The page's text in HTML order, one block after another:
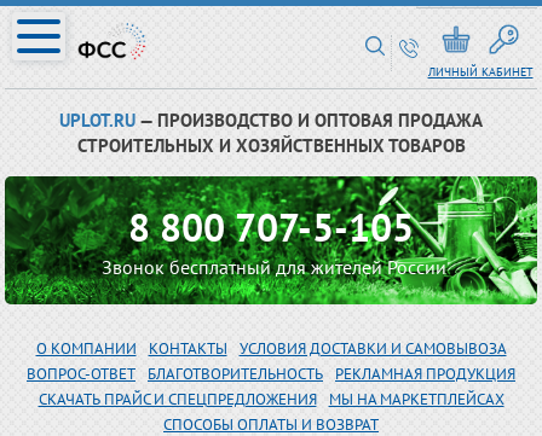
ЛИЧНЫЙ КАБИНЕТ
UPLOT.RU — ПРОИЗВОДСТВО И ОПТОВАЯ ПРОДАЖА
СТРОИТЕЛЬНЫХ И ХОЗЯЙСТВЕННЫХ ТОВАРОВ
8 800 707-5-105
Звонок бесплатный для жителей России
О КОМПАНИИ КОНТАКТЫ
УСЛОВИЯ ДОСТАВКИ И САМОВЫВОЗА
ВОПРОС-ОТВЕТ
БЛАГОТВОРИТЕЛЬНОСТЬ
РЕКЛАМНАЯ ПРОДУКЦИЯ
СКАЧАТЬ ПРАЙС И СПЕЦПРЕДЛОЖЕНИЯ
МЫ НА МАРКЕТПЛЕЙСАХ
СПОСОБЫ ОПЛАТЫ И ВОЗВРАТ